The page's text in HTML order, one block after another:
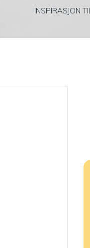
INSPIRASJON